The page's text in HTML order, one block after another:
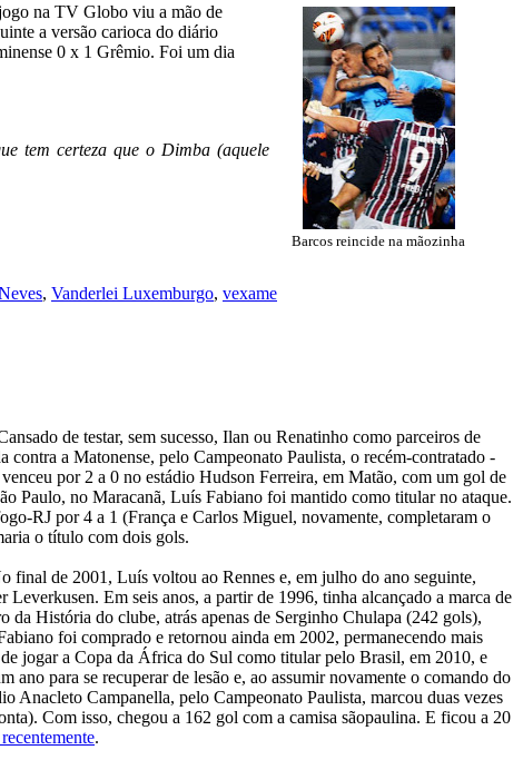
Barcos reincide na mãozinha
na TV Globo viu a mão de
a versão carioca do diário
0 x 1 Grêmio. Foi um dia
tem certeza que o Dimba (aquele
, Vanderlei Luxemburgo, vexame
de testar, sem sucesso, Ilan ou Renatinho como parceiros de
a Matonense, pelo Campeonato Paulista, o recém-contratado -
por 2 a 0 no estádio Hudson Ferreira, em Matão, com um gol de
Paulo, no Maracanã, Luís Fabiano foi mantido como titular no ataque.
RJ por 4 a 1 (França e Carlos Miguel, novamente, completaram o
o título com dois gols.
final de 2001, Luís voltou ao Rennes e, em julho do ano seguinte,
Em seis anos, a partir de 1996, tinha alcançado a marca de
da História do clube, atrás apenas de Serginho Chulapa (242 gols),
foi comprado e retornou ainda em 2002, permanecendo mais
jogar a Copa da África do Sul como titular pelo Brasil, em 2010, e
ano para se recuperar de lesão e, ao assumir novamente o comando do
Anacleto Campanella, pelo Campeonato Paulista, marcou duas vezes
Com isso, chegou a 162 gol com a camisa sãopaulina. E ficou a 20
.